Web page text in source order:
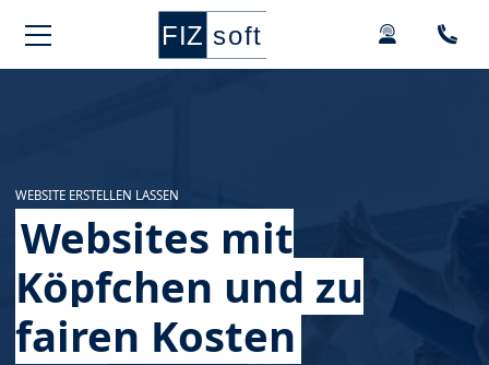
Springe zur Hauptnavigation
Springe zum Hauptinhalt
Springe zu den Kontaktdaten und Support
Springe zum Footer
WEBSITE ERSTELLEN LASSEN
Websites mit
Köpfchen und zu
fairen Kosten